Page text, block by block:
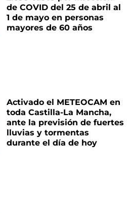
de COVID del 25 de abril al
1 de mayo en personas
mayores de 60 años
Activado el METEOCAM en
toda Castilla-La Mancha,
ante la previsión de fuertes
lluvias y tormentas
durante el día de hoy